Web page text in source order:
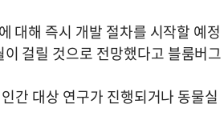
대해 즉시 개발 절차를 시작할 예정
걸릴 것으로 전망했다고 블룸버그
간 대상 연구가 진행되거나 동물실